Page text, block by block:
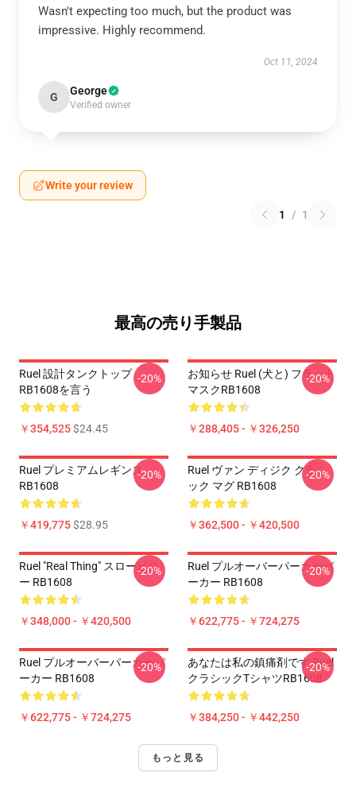
Wasn't expecting too much, but the product was
impressive. Highly recommend.
Oct 11, 2024
G George
Verified owner
Write your review
1 / 1
最高の売り手製品
Ruel 設計タンクトップ
RB1608を言う
￥354,525$24.45
-20%
お知らせ Ruel (犬と) フラット
マスクRB1608
￥288,405 - ￥326,250
-20%
Ruel プレミアムレギンス
RB1608
￥419,775$28.95
-20%
Ruel ヴァン ディジク クラシ
ック マグ RB1608
￥362,500 - ￥420,500
-20%
Ruel "Real Thing" スローピロ
ー RB1608
￥348,000 - ￥420,500
-20%
Ruel プルオーバーパーカーパ
ーカー RB1608
￥622,775 - ￥724,275
-20%
Ruel プルオーバーパーカーパ
ーカー RB1608
￥622,775 - ￥724,275
-20%
あなたは私の鎮痛剤です Ruel
クラシックTシャツRB1608
￥384,250 - ￥442,250
-20%
もっと見る